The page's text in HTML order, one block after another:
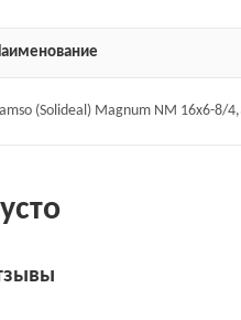
(Solideal) Magnum NM 16x6-8/